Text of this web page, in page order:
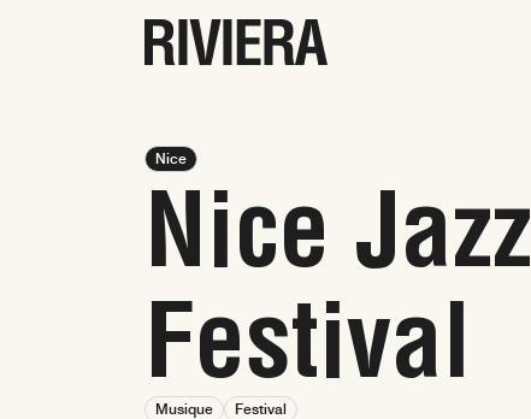
Nice
Nice Jazz
Festival
Musique Festival